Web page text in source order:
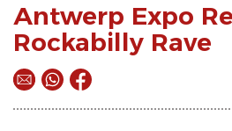
Antwerp Expo
Rockabilly Rave